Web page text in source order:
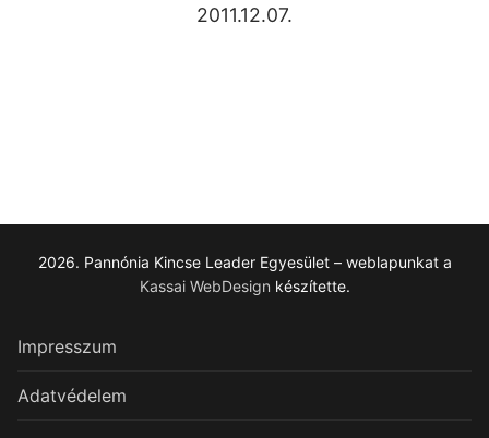
2011.12.07.
2026. Pannónia Kincse Leader Egyesület – weblapunkat a
Kassai WebDesign készítette.
Impresszum
Adatvédelem